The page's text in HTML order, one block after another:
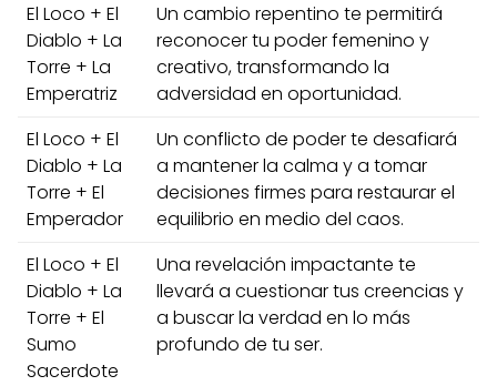
El Loco + El
Diablo + La
Torre + La
Emperatriz
Un cambio repentino te permitirá
reconocer tu poder femenino y
creativo, transformando la
adversidad en oportunidad.
El Loco + El
Diablo + La
Torre + El
Emperador
Un conflicto de poder te desafiará
a mantener la calma y a tomar
decisiones firmes para restaurar el
equilibrio en medio del caos.
El Loco + El
Diablo + La
Torre + El
Sumo
Sacerdote
Una revelación impactante te
llevará a cuestionar tus creencias y
a buscar la verdad en lo más
profundo de tu ser.